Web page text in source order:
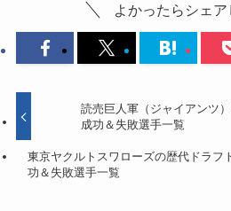
よかったらシェア
読売巨人軍（ジャイアンツ
成功＆失敗選手一覧
東京ヤクルトスワローズの歴代ドラフ
功＆失敗選手一覧